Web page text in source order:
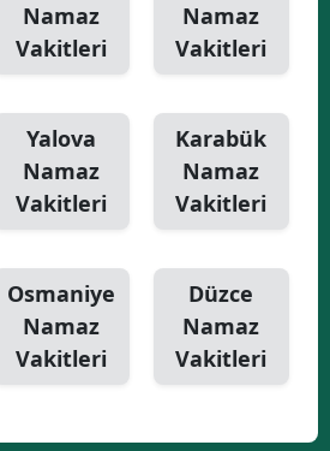
Namaz
Vakitleri
Namaz
Vakitleri
Yalova
Namaz
Vakitleri
Karabük
Namaz
Vakitleri
Osmaniye
Namaz
Vakitleri
Düzce
Namaz
Vakitleri